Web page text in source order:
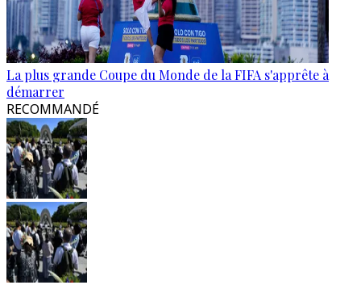
La plus grande Coupe du Monde de la FIFA s'apprête à
démarrer
RECOMMANDÉ